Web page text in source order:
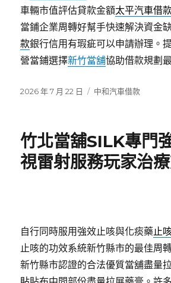
車輛市值評估貸款金額太平汽車借
當鋪企業周轉好幫手快速解決資金
款銀行信用有瑕疵可以申請辦理。
營當鋪選擇新竹當舖協助借款規劃
發
2026 年 7 月 22 日
分
中和汽車借款
竹北當舖SILK專門
視雷射服務玩家治
自行同時服用強效止咳與化痰藥止
止咳的功效系統新竹縣市的最佳周
新竹縣市認證的合法優質當舖盡量